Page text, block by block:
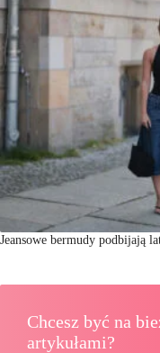
Jeansowe bermudy podbijają
Chcesz być na
artykułami?